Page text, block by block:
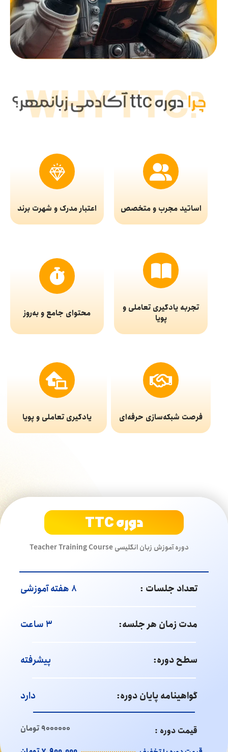
اساتید مجرب و متخصص اعتبار مدرک و شهرت برند
تجربه یادگیری تعاملی و
پویا
محتوای جامع و به‌روز
فرصت شبکه‌سازی حرفه‌ای یادگیری تعاملی و پویا
دوره TTC
دوره آموزش زبان انگلیسی Teacher Training Course
تعداد جلسات : ۸ هفته آموزشی
مدت زمان هر جلسه: ۳ ساعت
سطح دوره: پیشرفته
گواهینامه پایان دوره: دارد
قیمت دوره : ۹۰۰۰۰۰۰ تومان